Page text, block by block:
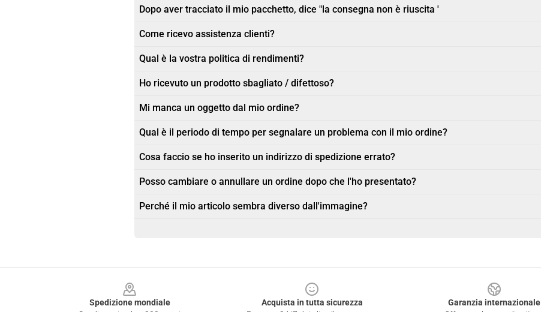
Dopo aver tracciato il mio pacchetto, dice "la consegna non è riuscita '
Come ricevo assistenza clienti?
Qual è la vostra politica di rendimenti?
Ho ricevuto un prodotto sbagliato / difettoso?
Mi manca un oggetto dal mio ordine?
Qual è il periodo di tempo per segnalare un problema con il mio ordine?
Cosa faccio se ho inserito un indirizzo di spedizione errato?
Posso cambiare o annullare un ordine dopo che l'ho presentato?
Perché il mio articolo sembra diverso dall'immagine?
Spedizione mondiale
Acquista in tutta sicurezza
Garanzia internazionale